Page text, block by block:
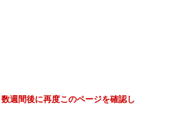
週間後に再度このページを確認し